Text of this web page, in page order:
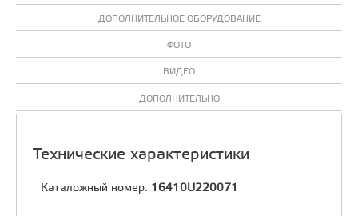
ДОПОЛНИТЕЛЬНОЕ ОБОРУДОВАНИЕ
ФОТО
ВИДЕО
ДОПОЛНИТЕЛЬНО
Технические характеристики
Каталожный номер: 16410U220071